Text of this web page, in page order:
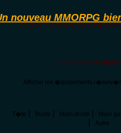
Le Druide ne peut porter que ses
La liste comporte
Afficher les �quipements
T�te Buste Main droite Main
Autre
nouveau MMORPG